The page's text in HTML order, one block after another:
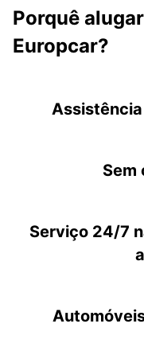
Porquê
Europcar?
Sem
Serviço 24/7